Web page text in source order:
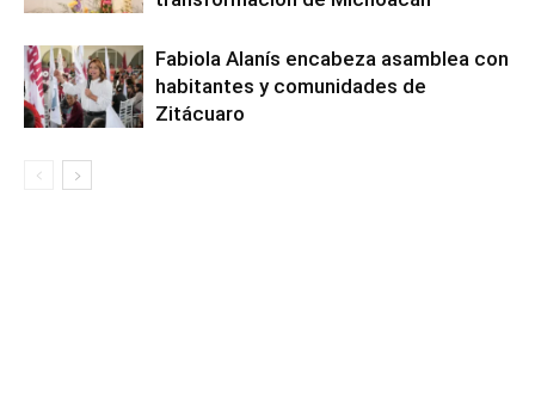
Fabiola Alanís encabeza asamblea con
habitantes y comunidades de
Zitácuaro